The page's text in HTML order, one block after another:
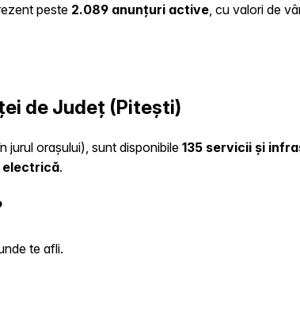
peste 2.089 anunțuri active , cu valori de
de Județ (Pitești)
jurul orașului), sunt disponibile 135 servicii și
electrică.
te afli.